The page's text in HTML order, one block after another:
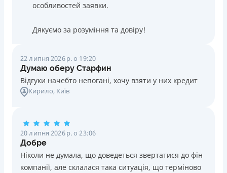
особливостей заявки.
Дякуємо за розуміння та довіру!
22 липня 2026 р. о 19:20
Думаю оберу Старфин
Відгуки начебто непогані, хочу взяти у них кредит
Кирило, Київ
20 липня 2026 р. о 23:06
Добре
Ніколи не думала, що доведеться звертатися до фін
компанії, але склалася така ситуація, що терміново